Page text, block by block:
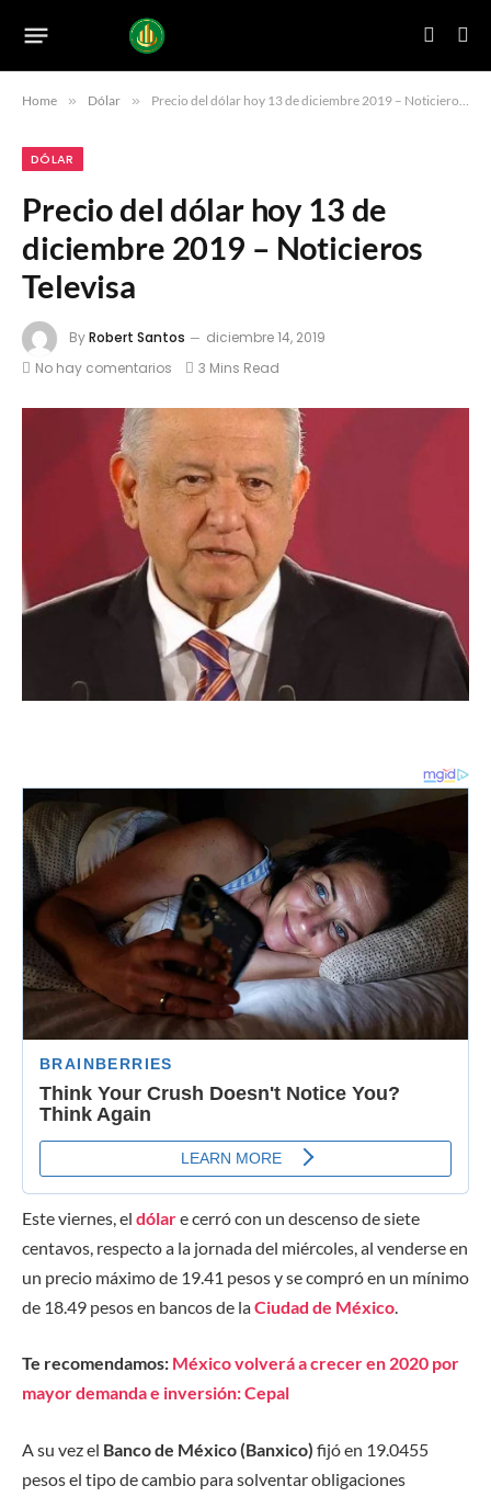
Home » Dólar » Precio del dólar hoy 13 de diciembre 2019 – Noticieros Televisa
DÓLAR
Precio del dólar hoy 13 de
diciembre 2019 – Noticieros
Televisa
ByRobert Santos
diciembre 14, 2019
No hay comentarios
3 Mins Read
Este viernes, el dólare cerró con un descenso de siete
centavos, respecto a la jornada del miércoles, al venderse en
un precio máximo de 19.41 pesos y se compró en un mínimo
de 18.49 pesos en bancos de laCiudad de México.
Te recomendamos: México volverá a crecer en 2020 por
mayor demanda e inversión: Cepal
A su vez el Banco de México (Banxico) fijó en 19.0455
pesos el tipo de cambio para solventar obligaciones